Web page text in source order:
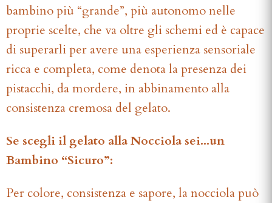
bambino più “grande”, più autonomo nelle
proprie scelte, che va oltre gli schemi ed è capace
di superarli per avere una esperienza sensoriale
ricca e completa, come denota la presenza dei
pistacchi, da mordere, in abbinamento alla
consistenza cremosa del gelato.
Se scegli il gelato alla Nocciola sei...un
Bambino “Sicuro”:
Per colore, consistenza e sapore, la nocciola può